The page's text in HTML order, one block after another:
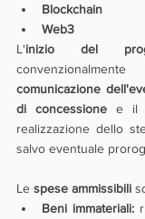
Blockchain
Web3
L'inizio del
comunicazione
di concessione e
realizzazione dello
salvo eventuale
Le spese ammissibili
Beni immateriali: